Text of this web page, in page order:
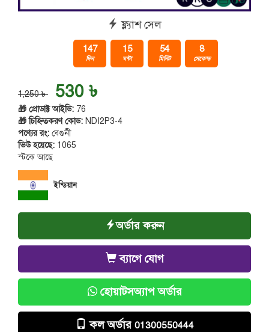
ফ্ল্যাশ সেল
147
দিন
15
ঘন্টা
54
মিনিট
8
সেকেন্ড
1,250 ৳ 530 ৳
🎁 প্রোডাক্ট আইডি: 76
🎁 চিহ্নিতকরণ কোড: NDI2P3-4
পণ্যের রং: বেগুনী
ভিউ হয়েছে: 1065
স্টকে আছে
ইন্ডিয়ান
অর্ডার করুন
ব্যাগে যোগ
হোয়াটসঅ্যাপ অর্ডার
কল অর্ডার 01300550444